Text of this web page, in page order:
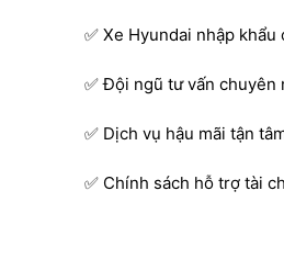
✅ Xe Hyundai nhập
✅ Đội ngũ tư vấn chuyên
✅ Dịch vụ hậu mãi tận
✅ Chính sách hỗ trợ tài